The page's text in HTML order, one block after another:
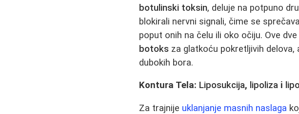
botulinski toksin, deluje na potpuno
blokirali nervni signali, čime se
poput onih na čelu ili oko očiju. Ove
botoks za glatkoću pokretljivih delova,
dubokih bora.
Kontura Tela: Liposukcija, lipoliza i
Za trajnije uklanjanje masnih naslaga